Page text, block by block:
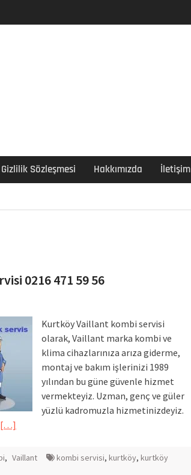
Gizlilik Sözleşmesi Hakkımızda İletişim
0216 471 59 56
Kurtköy Vaillant kombi servisi
olarak, Vaillant marka kombi ve
klima cihazlarınıza arıza giderme,
montaj ve bakım işlerinizi 1989
yılından bu güne güvenle hizmet
vermekteyiz. Uzman, genç ve güler
yüzlü kadromuzla hizmetinizdeyiz.
[…]
, Vaillant kombi servisi, kurtköy, kurtköy